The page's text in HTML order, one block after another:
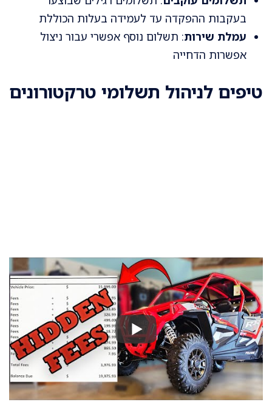
בעקבות ההפקדה עד לעמידה בעלות הכוללת
עמלת שירות: תשלום נוסף אפשרי עבור ניצול
אפשרות הדחייה
טיפים לניהול תשלומי טרקטורונים